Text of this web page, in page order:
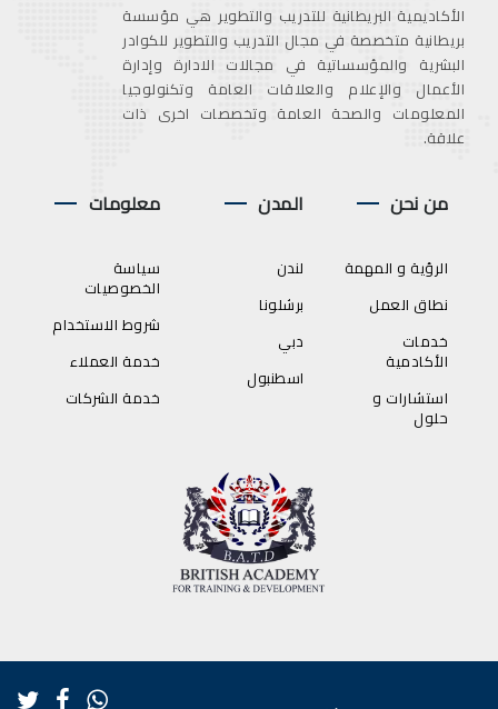
الأكاديمية البريطانية للتدريب والتطوير هي مؤسسة
بريطانية متخصصة في مجال التدريب والتطوير للكوادر
البشرية والمؤسساتية في مجالات الادارة وإدارة
الأعمال والإعلام والعلاقات العامة وتكنولوجيا
المعلومات والصحة العامة وتخصصات اخرى ذات
علاقة.
من نحن
الرؤية و المهمة
نطاق العمل
خدمات
الأكادمية
استشارات و
حلول
المدن
لندن
برشلونا
دبي
اسطنبول
معلومات
سياسة
الخصوصيات
شروط الاستخدام
خدمة العملاء
خدمة الشركات